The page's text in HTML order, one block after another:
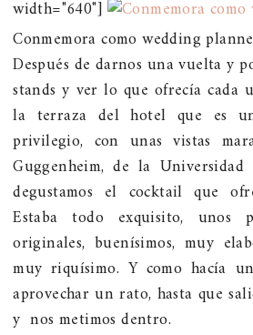
width="640"]
Conmemora como wedding
Después de darnos una vuelta y
stands y ver lo que ofrecía cada
la terraza del hotel que es
privilegio, con unas vistas
Guggenheim, de la
degustamos el cocktail que
Estaba todo exquisito, unos
originales, buenísimos, muy
muy riquísimo. Y como hacía
aprovechar un rato, hasta que
y nos metimos dentro.